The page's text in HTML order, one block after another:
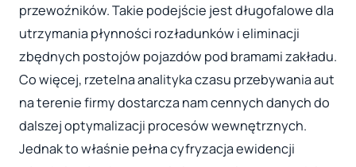
przewoźników. Takie podejście jest długofalowe dla
utrzymania płynności rozładunków i eliminacji
zbędnych postojów pojazdów pod bramami zakładu.
Co więcej, rzetelna analityka czasu przebywania aut
na terenie firmy dostarcza nam cennych danych do
dalszej optymalizacji procesów wewnętrznych.
Jednak to właśnie pełna cyfryzacja ewidencji